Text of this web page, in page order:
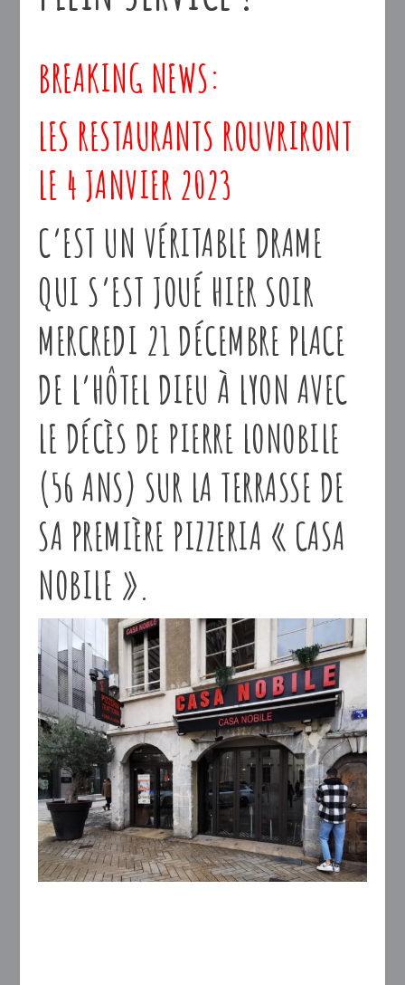
BREAKING NEWS:
LES RESTAURANTS ROUVRIRONT
LE 4 JANVIER 2023
C’EST UN VÉRITABLE DRAME
QUI S’EST JOUÉ HIER SOIR
MERCREDI 21 DÉCEMBRE PLACE
DE L’HÔTEL DIEU À LYON AVEC
LE DÉCÈS DE PIERRE LONOBILE
(56 ANS) SUR LA TERRASSE DE
SA PREMIÈRE PIZZERIA « CASA
NOBILE ».